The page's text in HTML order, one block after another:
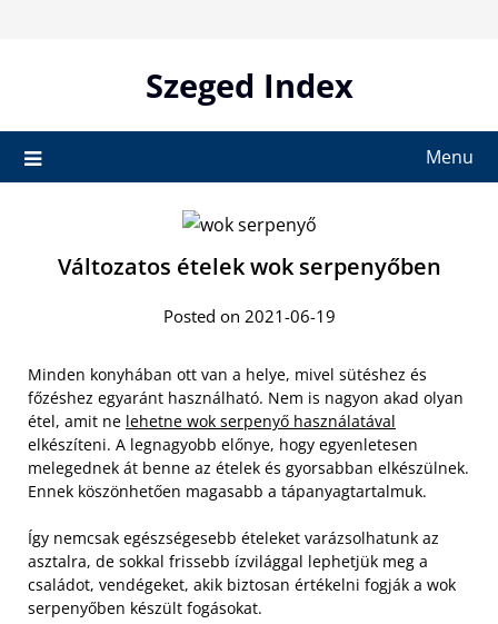
Szeged Index
Menu
Változatos ételek wok serpenyőben
Posted on 2021-06-19
Minden konyhában ott van a helye, mivel sütéshez és
főzéshez egyaránt használható. Nem is nagyon akad olyan
étel, amit ne lehetne wok serpenyő használatával
elkészíteni. A legnagyobb előnye, hogy egyenletesen
melegednek át benne az ételek és gyorsabban elkészülnek.
Ennek köszönhetően magasabb a tápanyagtartalmuk.
Így nemcsak egészségesebb ételeket varázsolhatunk az
asztalra, de sokkal frissebb ízvilággal lephetjük meg a
családot, vendégeket, akik biztosan értékelni fogják a wok
serpenyőben készült fogásokat.